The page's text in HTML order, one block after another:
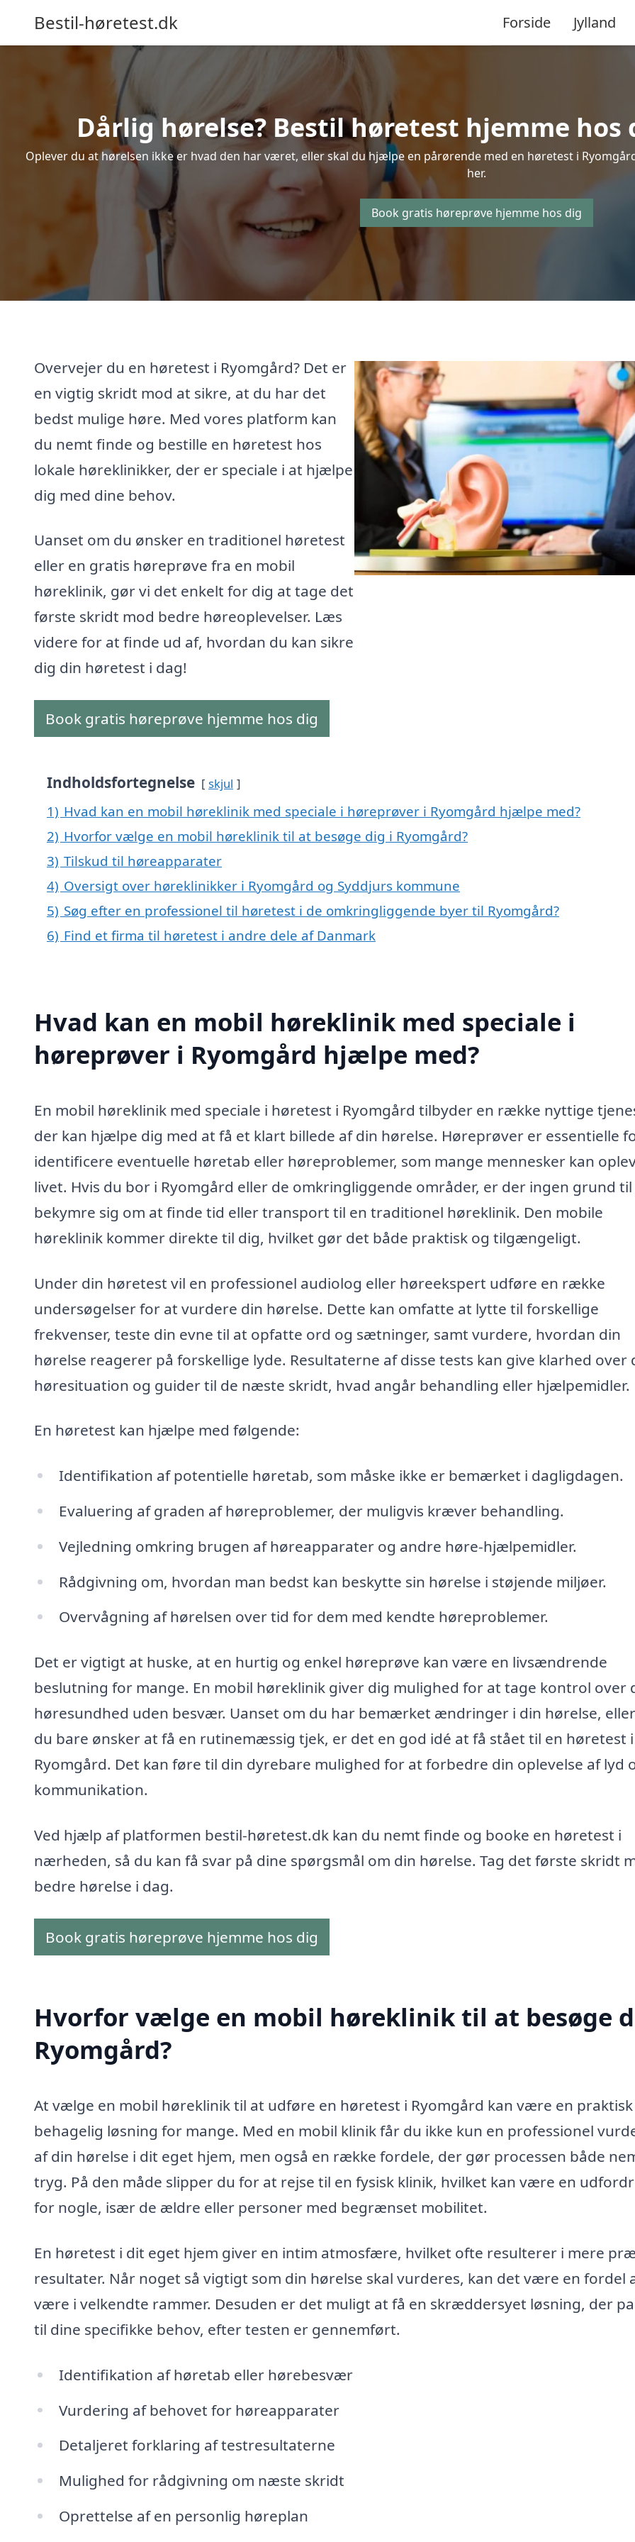
Bestil-høretest.dk Forside Jylland
Dårlig hørelse? Bestil høretest hjemme hos
Oplever du at hørelsen ikke er hvad den har været, eller skal du hjælpe en pårørende med en høretest i
her.
Book gratis høreprøve hjemme hos dig
Overvejer du en høretest i Ryomgård? Det er
en vigtig skridt mod at sikre, at du har det
bedst mulige høre. Med vores platform kan
du nemt finde og bestille en høretest hos
lokale høreklinikker, der er speciale i at hjælpe
dig med dine behov.
Uanset om du ønsker en traditionel høretest
eller en gratis høreprøve fra en mobil
høreklinik, gør vi det enkelt for dig at tage det
første skridt mod bedre høreoplevelser. Læs
videre for at finde ud af, hvordan du kan sikre
dig din høretest i dag!
Book gratis høreprøve hjemme hos dig
Indholdsfortegnelse skjul
1) Hvad kan en mobil høreklinik med speciale i høreprøver i Ryomgård hjælpe med?
2) Hvorfor vælge en mobil høreklinik til at besøge dig i Ryomgård?
3) Tilskud til høreapparater
4) Oversigt over høreklinikker i Ryomgård og Syddjurs kommune
5) Søg efter en professionel til høretest i de omkringliggende byer til Ryomgård?
6) Find et firma til høretest i andre dele af Danmark
Hvad kan en mobil høreklinik med speciale i
høreprøver i Ryomgård hjælpe med?
En mobil høreklinik med speciale i høretest i Ryomgård tilbyder en række nyttige
der kan hjælpe dig med at få et klart billede af din hørelse. Høreprøver er essentielle
identificere eventuelle høretab eller høreproblemer, som mange mennesker kan
livet. Hvis du bor i Ryomgård eller de omkringliggende områder, er der ingen grund
bekymre sig om at finde tid eller transport til en traditionel høreklinik. Den mobile
høreklinik kommer direkte til dig, hvilket gør det både praktisk og tilgængeligt.
Under din høretest vil en professionel audiolog eller høreekspert udføre en række
undersøgelser for at vurdere din hørelse. Dette kan omfatte at lytte til forskellige
frekvenser, teste din evne til at opfatte ord og sætninger, samt vurdere, hvordan din
hørelse reagerer på forskellige lyde. Resultaterne af disse tests kan give klarhed over
høresituation og guider til de næste skridt, hvad angår behandling eller hjælpemidler.
En høretest kan hjælpe med følgende:
Identifikation af potentielle høretab, som måske ikke er bemærket i dagligdagen.
Evaluering af graden af høreproblemer, der muligvis kræver behandling.
Vejledning omkring brugen af høreapparater og andre høre-hjælpemidler.
Rådgivning om, hvordan man bedst kan beskytte sin hørelse i støjende miljøer.
Overvågning af hørelsen over tid for dem med kendte høreproblemer.
Det er vigtigt at huske, at en hurtig og enkel høreprøve kan være en livsændrende
beslutning for mange. En mobil høreklinik giver dig mulighed for at tage kontrol over
høresundhed uden besvær. Uanset om du har bemærket ændringer i din hørelse,
du bare ønsker at få en rutinemæssig tjek, er det en god idé at få stået til en høretest i
Ryomgård. Det kan føre til din dyrebare mulighed for at forbedre din oplevelse af lyd
kommunikation.
Ved hjælp af platformen bestil-høretest.dk kan du nemt finde og booke en høretest i
nærheden, så du kan få svar på dine spørgsmål om din hørelse. Tag det første skridt
bedre hørelse i dag.
Book gratis høreprøve hjemme hos dig
Hvorfor vælge en mobil høreklinik til at besøge
Ryomgård?
At vælge en mobil høreklinik til at udføre en høretest i Ryomgård kan være en
behagelig løsning for mange. Med en mobil klinik får du ikke kun en professionel
af din hørelse i dit eget hjem, men også en række fordele, der gør processen både
tryg. På den måde slipper du for at rejse til en fysisk klinik, hvilket kan være en
for nogle, især de ældre eller personer med begrænset mobilitet.
En høretest i dit eget hjem giver en intim atmosfære, hvilket ofte resulterer i mere
resultater. Når noget så vigtigt som din hørelse skal vurderes, kan det være en fordel
være i velkendte rammer. Desuden er det muligt at få en skræddersyet løsning, der
til dine specifikke behov, efter testen er gennemført.
Identifikation af høretab eller hørebesvær
Vurdering af behovet for høreapparater
Detaljeret forklaring af testresultaterne
Mulighed for rådgivning om næste skridt
Oprettelse af en personlig høreplan